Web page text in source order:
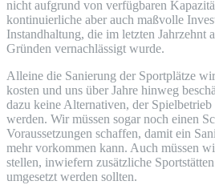
nicht aufgrund von verfügbaren
kontinuierliche aber auch maßvolle
Instandhaltung, die im letzten Jahrzehnt
Gründen vernachlässigt wurde.
Alleine die Sanierung der Sportplätze
kosten und uns über Jahre hinweg
dazu keine Alternativen, der Spielbetrieb
werden. Wir müssen sogar noch einen
Voraussetzungen schaffen, damit ein
mehr vorkommen kann. Auch müssen
stellen, inwiefern zusätzliche
umgesetzt werden sollten.